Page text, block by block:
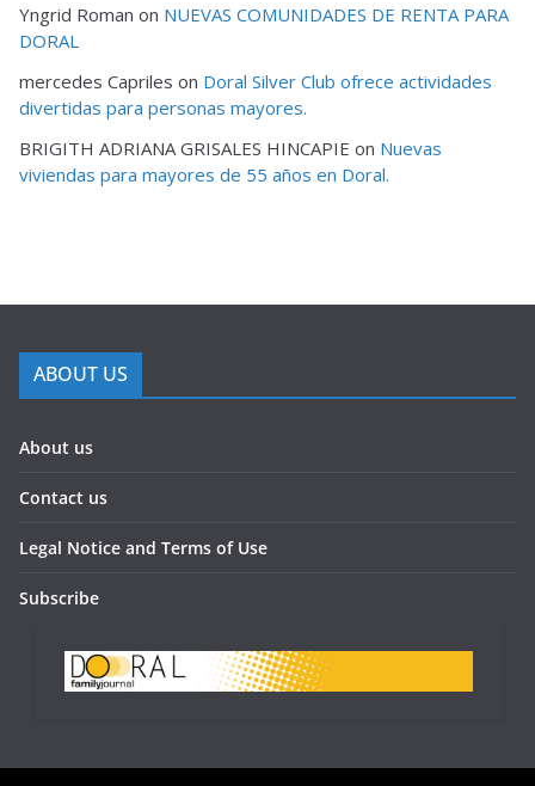
Yngrid Roman on NUEVAS COMUNIDADES DE RENTA PARA
DORAL
mercedes Capriles on Doral Silver Club ofrece actividades
divertidas para personas mayores.
BRIGITH ADRIANA GRISALES HINCAPIE on Nuevas
viviendas para mayores de 55 años en Doral.
ABOUT US
About us
Contact us
Legal Notice and Terms of Use
Subscribe